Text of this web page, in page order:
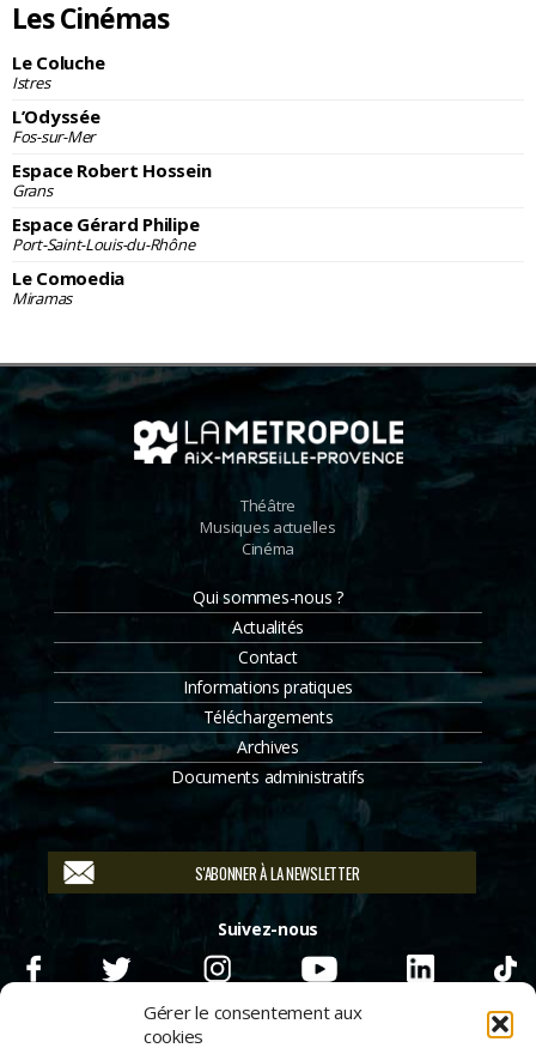
Gérer le consentement aux
cookies
Les Cinémas
Le Coluche
Istres
L’Odyssée
Fos-sur-Mer
Espace Robert Hossein
Grans
Espace Gérard Philipe
Port-Saint-Louis-du-Rhône
Le Comoedia
Miramas
Théâtre
Musiques actuelles
Cinéma
Qui sommes-nous ?
Actualités
Contact
Informations pratiques
Téléchargements
Archives
Documents administratifs
S'ABONNER À LA NEWSLETTER
Suivez-nous